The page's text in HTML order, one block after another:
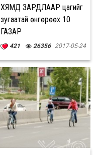
ХЯМД ЗАРДЛААР цагийг
зугаатай өнгөрөөх 10
ГАЗАР
421 26356 2017-05-24